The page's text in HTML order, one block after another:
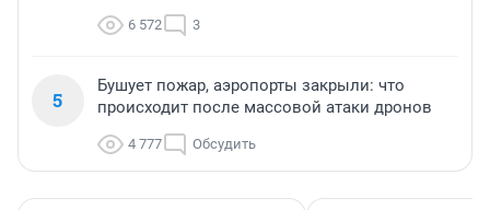
6 572 3
5
Бушует пожар, аэропорты закрыли: что
происходит после массовой атаки дронов
4 777 Обсудить